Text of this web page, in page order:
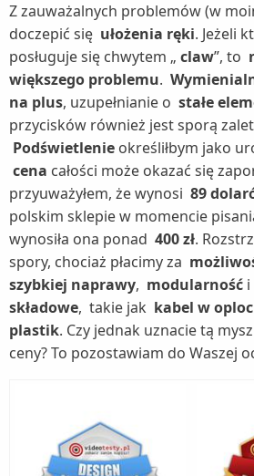
Z zauważalnych problemów (w
doczepić się ułożenia ręki. Jeżeli
posługuje się chwytem „ claw”, to
większego problemu.
na plus, uzupełnianie o stałe
przycisków również jest sporą
Podświetlenie określiłbym jako
cena całości może okazać się
przyuważyłem, że wynosi 89
polskim sklepie w momencie
wynosiła ona ponad 400 zł.
spory, chociaż płacimy za
szybkiej naprawy, modularność i
składowe, takie jak kabel w
plastik. Czy jednak uznacie tą
ceny? To pozostawiam do Waszej